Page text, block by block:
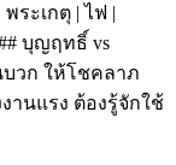
ระเกตุ | ไฟ |
บุญฤทธิ์ vs
วก ให้โชคลาภ
านแรง ต้องรู้จักใช้